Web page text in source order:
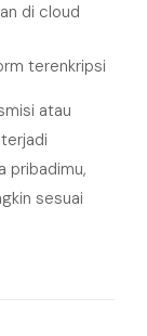
di cloud
terenkripsi
atau
pribadimu,
sesuai